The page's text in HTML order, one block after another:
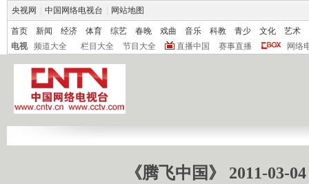
央视网 中国网络电视台 网站地图
首页 新闻 经济 体育 综艺 春晚 戏曲 音乐 科教 青少 文化
艺术
电视
频道大全 栏目大全 节目大全 直播中国 赛事直播 网络
《腾飞中国》 2011-03-